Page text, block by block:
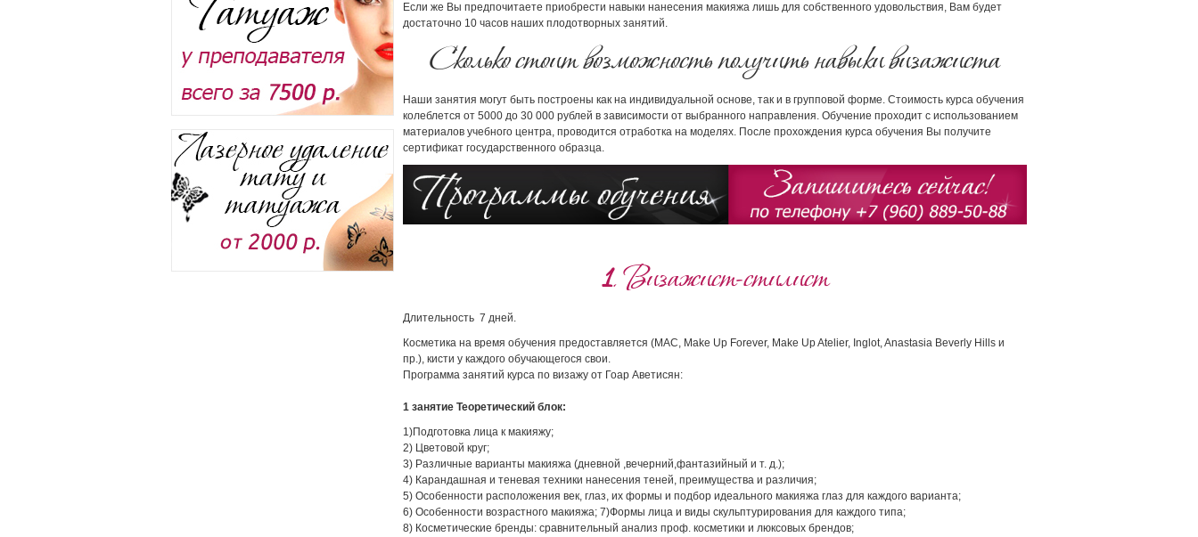
Если же Вы предпочитаете приобрести навыки нанесения макияжа лишь для собственного удовольствия, Вам будет
достаточно 10 часов наших плодотворных занятий.
Сколько стоит возможность получить навыки визажиста
Наши занятия могут быть построены как на индивидуальной основе, так и в групповой форме. Стоимость курса обучения
колеблется от 5000 до 30 000 рублей в зависимости от выбранного направления. Обучение проходит с использованием
материалов учебного центра, проводится отработка на моделях. После прохождения курса обучения Вы получите
сертификат государственного образца.
1.Визажист-стилист
Длительность 7 дней.
Косметика на время обучения предоставляется (MAC, Make Up Forever, Make Up Atelier, Inglot, Anastasia Beverly Hills и
пр.), кисти у каждого обучающегося свои.
Программа занятий курса по визажу от Гоар Аветисян:
1 занятие Теоретический блок:
1)Подготовка лица к макияжу;
2) Цветовой круг;
3) Различные варианты макияжа (дневной ,вечерний,фантазийный и т. д.);
4) Карандашная и теневая техники нанесения теней, преимущества и различия;
5) Особенности расположения век, глаз, их формы и подбор идеального макияжа глаз для каждого варианта;
6) Особенности возрастного макияжа; 7)Формы лица и виды скульптурирования для каждого типа;
8) Косметические бренды: сравнительный анализ проф. косметики и люксовых брендов;